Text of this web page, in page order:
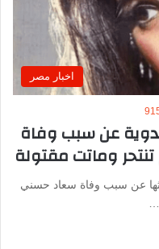
اخبار مصر
عن سبب وفاة
وماتت مقتولة
عن سبب وفاة سعاد حسني